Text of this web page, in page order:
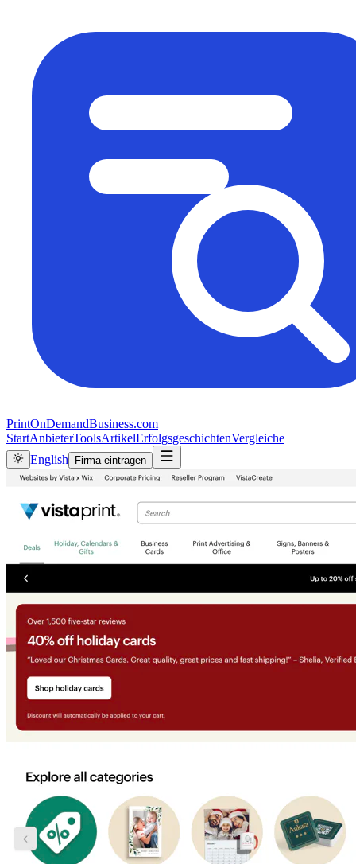
PrintOnDemandBusiness.com
StartAnbieterToolsArtikelErfolgsgeschichtenVergleiche
English
Firma eintragen